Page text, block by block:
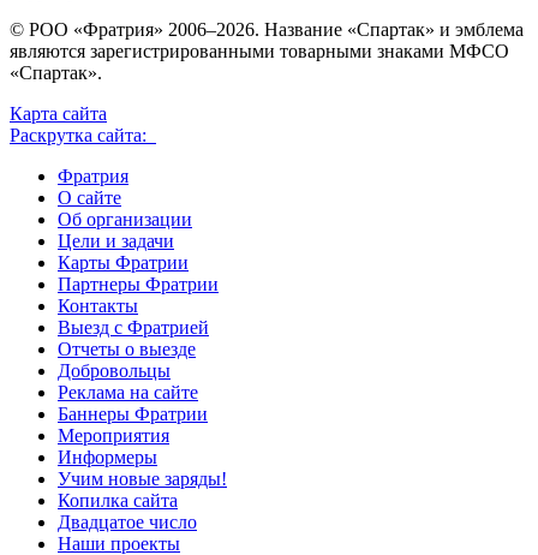
© РОО «Фратрия» 2006–2026. Название «Спартак» и эмблема
являются зарегистрированными товарными знаками МФСО
«Спартак».
Карта сайта
Раскрутка сайта:
Фратрия
О сайте
Об организации
Цели и задачи
Карты Фратрии
Партнеры Фратрии
Контакты
Выезд с Фратрией
Отчеты о выезде
Добровольцы
Реклама на сайте
Баннеры Фратрии
Мероприятия
Информеры
Учим новые заряды!
Копилка сайта
Двадцатое число
Наши проекты